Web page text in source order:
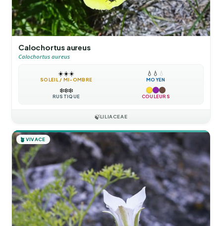
Calochortus aureus
Calochortus aureus
☀️☀️☀️
SOLEIL / MI-OMBRE
💧 💧 💧
MOYEN
❄️❄️❄️
RUSTIQUE COULEURS
🍃LILIACEAE
🪴 VIVACE